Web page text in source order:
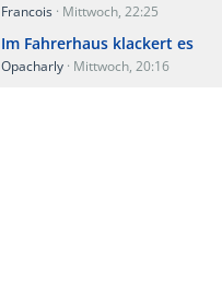
Francois Mittwoch, 22:25
Im Fahrerhaus klackert es
Opacharly Mittwoch, 20:16